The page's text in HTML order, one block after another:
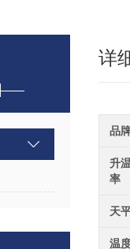
详
品
升
率
天
温